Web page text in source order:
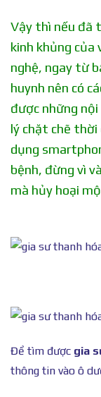
Vậy thì nếu đã
kinh khủng của
nghệ, ngay từ
huynh nên có
được những
lý chặt chẽ thời
dụng
bệnh, đừng vì
mà hủy hoại
Để tìm được gia
thông tin vào ô